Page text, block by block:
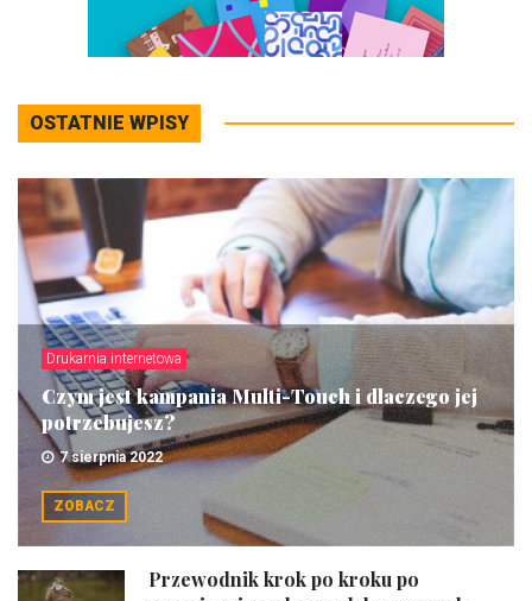
OSTATNIE WPISY
Drukarnia internetowa
Czym jest kampania Multi-Touch i dlaczego jej
potrzebujesz?
7 sierpnia 2022
ZOBACZ
Przewodnik krok po kroku po